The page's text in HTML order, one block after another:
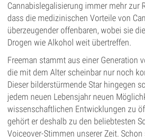
Cannabislegalisierung immer mehr zur
dass die medizinischen Vorteile von
überzeugender offenbaren, wobei sie
Drogen wie Alkohol weit übertreffen.
Freeman stammt aus einer Generation
die mit dem Alter scheinbar nur noch
Dieser bilderstürmende Star hingegen
jedem neuen Lebensjahr neuen
wissenschaftlichen Entwicklungen zu
gehört er deshalb zu den beliebtesten
Voiceover-Stimmen unserer Zeit. Schon